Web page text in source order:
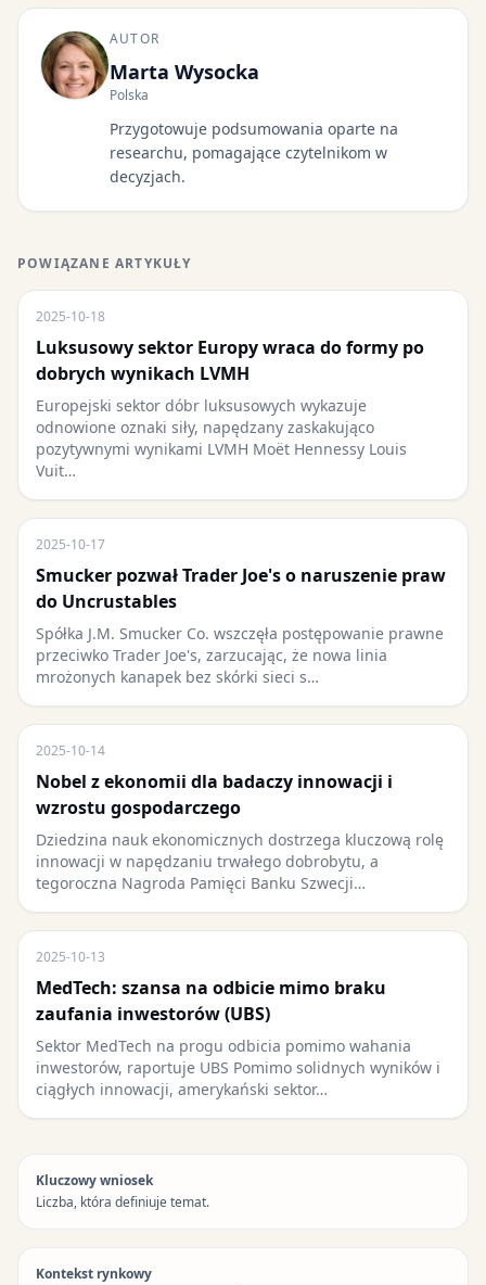
AUTOR
Marta Wysocka
Polska
Przygotowuje podsumowania oparte na
researchu, pomagające czytelnikom w
decyzjach.
POWIĄZANE ARTYKUŁY
2025-10-18
Luksusowy sektor Europy wraca do formy po
dobrych wynikach LVMH
Europejski sektor dóbr luksusowych wykazuje
odnowione oznaki siły, napędzany zaskakująco
pozytywnymi wynikami LVMH Moët Hennessy Louis
Vuit…
2025-10-17
Smucker pozwał Trader Joe's o naruszenie praw
do Uncrustables
Spółka J.M. Smucker Co. wszczęła postępowanie prawne
przeciwko Trader Joe's, zarzucając, że nowa linia
mrożonych kanapek bez skórki sieci s…
2025-10-14
Nobel z ekonomii dla badaczy innowacji i
wzrostu gospodarczego
Dziedzina nauk ekonomicznych dostrzega kluczową rolę
innowacji w napędzaniu trwałego dobrobytu, a
tegoroczna Nagroda Pamięci Banku Szwecji…
2025-10-13
MedTech: szansa na odbicie mimo braku
zaufania inwestorów (UBS)
Sektor MedTech na progu odbicia pomimo wahania
inwestorów, raportuje UBS Pomimo solidnych wyników i
ciągłych innowacji, amerykański sektor…
Kluczowy wniosek
Liczba, która definiuje temat.
Kontekst rynkowy